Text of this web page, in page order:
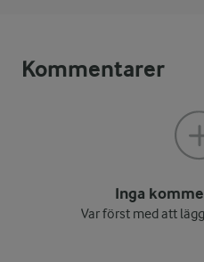
Kommentarer
Inga
Var först med att